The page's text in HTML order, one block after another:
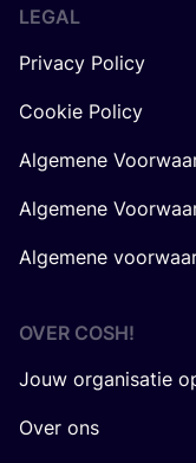
LEGAL
Privacy Policy
Cookie Policy
Algemene
Algemene
Algemene
OVER COSH!
Jouw organisatie
Over ons